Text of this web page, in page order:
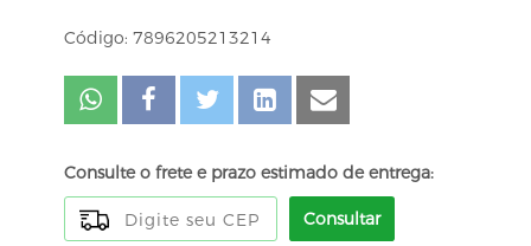
Código: 7896205213214
Consulte o frete e prazo estimado de entrega:
Consultar